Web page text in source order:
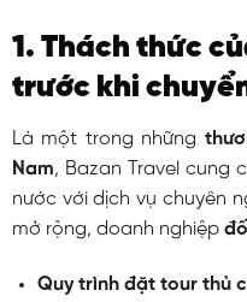
1. Thách thức
trước khi
Là một trong những
Nam, Bazan Travel cung
nước với dịch vụ chuyên
mở rộng, doanh nghiệp
Quy trình đặt tour thủ